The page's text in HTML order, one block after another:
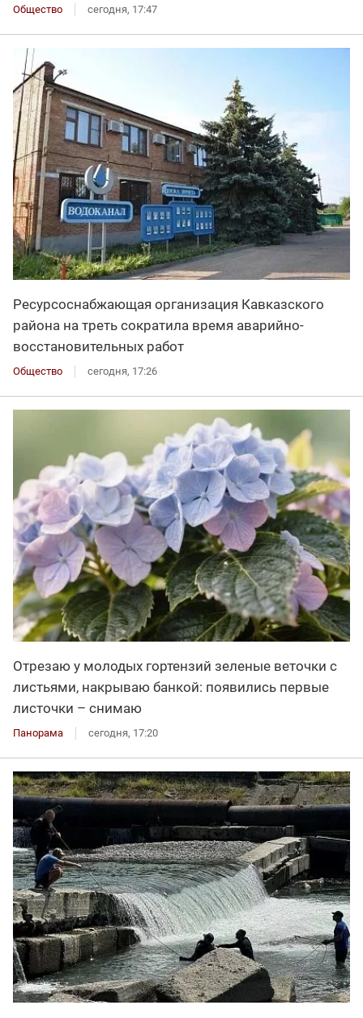
Общество сегодня, 17:47
Ресурсоснабжающая организация Кавказского
района на треть сократила время аварийно-
восстановительных работ
Общество сегодня, 17:26
Отрезаю у молодых гортензий зеленые веточки с
листьями, накрываю банкой: появились первые
листочки – снимаю
Панорама сегодня, 17:20